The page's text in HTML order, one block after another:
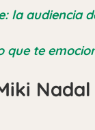
la audiencia
que te